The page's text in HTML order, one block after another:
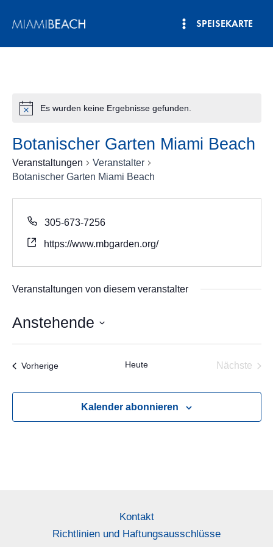
Inhalt
SPEISEKARTE
Es wurden keine Ergebnisse gefunden.
Botanischer Garten Miami Beach
Veranstaltungen
Veranstalter
Botanischer Garten Miami Beach
305-673-7256
https://www.mbgarden.org/
Veranstaltungen von diesem veranstalter
Anstehende
VorherigeVeranstaltungen Heute
Nächste
Kalender abonnieren
Kontakt
Richtlinien und Haftungsausschlüsse